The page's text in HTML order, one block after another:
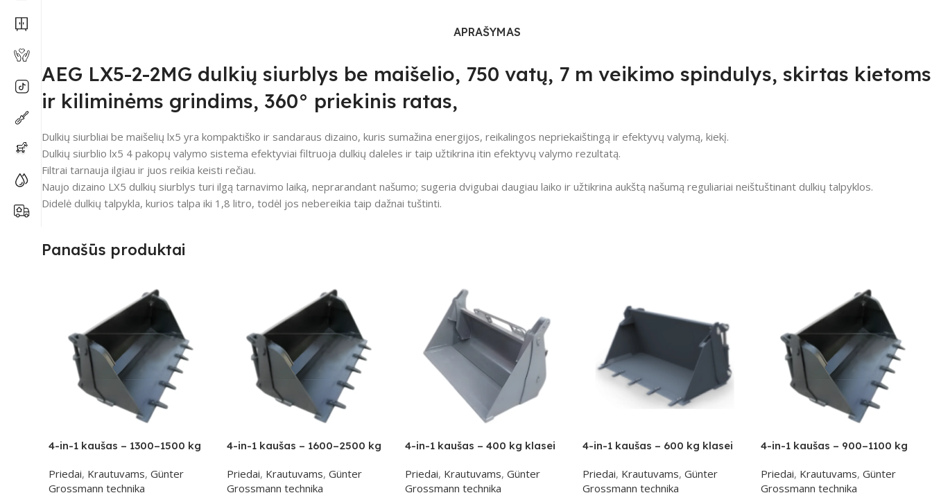
APRAŠYMAS
AEG LX5-2-2MG dulkių siurblys be maišelio, 750 vatų, 7 m veikimo spindulys, skirtas kietoms
ir kiliminėms grindims, 360° priekinis ratas,
Dulkių siurbliai be maišelių lx5 yra kompaktiško ir sandaraus dizaino, kuris sumažina energijos, reikalingos nepriekaištingą ir efektyvų valymą, kiekį.
Dulkių siurblio lx5 4 pakopų valymo sistema efektyviai filtruoja dulkių daleles ir taip užtikrina itin efektyvų valymo rezultatą.
Filtrai tarnauja ilgiau ir juos reikia keisti rečiau.
Naujo dizaino LX5 dulkių siurblys turi ilgą tarnavimo laiką, neprarandant našumo; sugeria dvigubai daugiau laiko ir užtikrina aukštą našumą reguliariai neištuštinant dulkių talpyklos.
Didelė dulkių talpykla, kurios talpa iki 1,8 litro, todėl jos nebereikia taip dažnai tuštinti.
Panašūs produktai
4-in-1 kaušas – 1300–1500 kg
Priedai, Krautuvams, Günter
Grossmann technika
4-in-1 kaušas – 1600–2500 kg
Priedai, Krautuvams, Günter
Grossmann technika
4-in-1 kaušas – 400 kg klasei
Priedai, Krautuvams, Günter
Grossmann technika
4-in-1 kaušas – 600 kg klasei
Priedai, Krautuvams, Günter
Grossmann technika
4-in-1 kaušas – 900–1100 kg
Priedai, Krautuvams, Günter
Grossmann technika